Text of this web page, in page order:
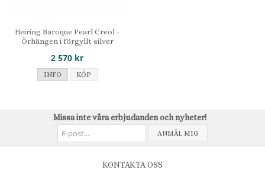
Heiring Baroque Pearl Creol -
Örhängen i förgyllt silver
2 570 kr
INFO KÖP
Missa inte våra erbjudanden och nyheter!
ANMÄL MIG
KONTAKTA OSS